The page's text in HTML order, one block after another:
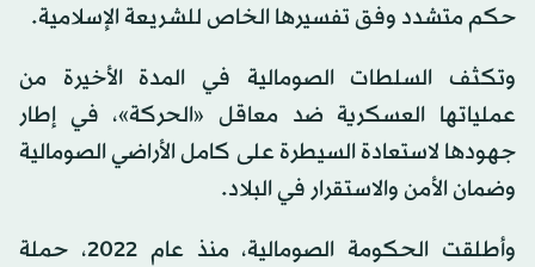
حكم متشدد وفق تفسيرها الخاص للشريعة الإسلامية.
وتكثف السلطات الصومالية في المدة الأخيرة من
عملياتها العسكرية ضد معاقل «الحركة»، في إطار
جهودها لاستعادة السيطرة على كامل الأراضي الصومالية
وضمان الأمن والاستقرار في البلاد.
وأطلقت الحكومة الصومالية، منذ عام 2022، حملة